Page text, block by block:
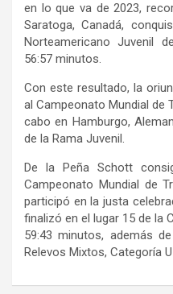
en lo que va de 2023,
Saratoga, Canadá,
Norteamericano Juvenil
56:57 minutos.
Con este resultado, la
al Campeonato Mundial de
cabo en Hamburgo,
de la Rama Juvenil.
De la Peña Schott
Campeonato Mundial de
participó en la justa
finalizó en el lugar 15 de la
59:43 minutos, además
Relevos Mixtos, Categoría